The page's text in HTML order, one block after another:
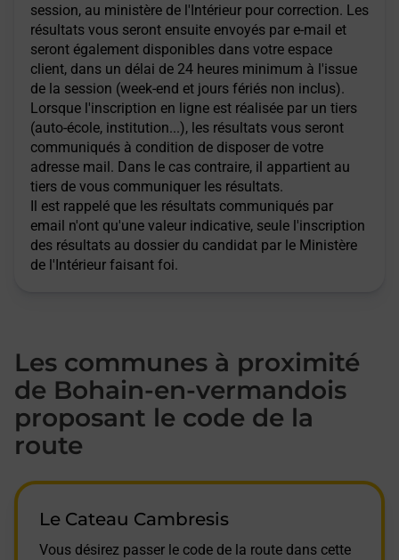
session, au ministère de l'Intérieur pour correction. Les
résultats vous seront ensuite envoyés par e-mail et
seront également disponibles dans votre espace
client, dans un délai de 24 heures minimum à l'issue
de la session (week-end et jours fériés non inclus).
Lorsque l'inscription en ligne est réalisée par un tiers
(auto-école, institution...), les résultats vous seront
communiqués à condition de disposer de votre
adresse mail. Dans le cas contraire, il appartient au
tiers de vous communiquer les résultats.
Il est rappelé que les résultats communiqués par
email n'ont qu'une valeur indicative, seule l'inscription
des résultats au dossier du candidat par le Ministère
de l'Intérieur faisant foi.
Les communes à proximité
de Bohain-en-vermandois
proposant le code de la
route
Le Cateau Cambresis
Vous désirez passer le code de la route dans cette